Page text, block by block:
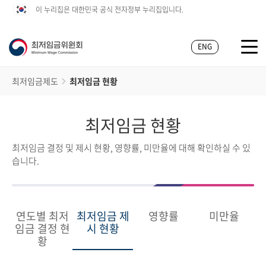
이 누리집은 대한민국 공식 전자정부 누리집입니다.
ENG
최저임금제도 최저임금 현황
최저임금 현황
최저임금 결정 및 제시 현황, 영향률, 미만율에 대해 확인하실 수 있
습니다.
연도별 최저
임금 결정 현
황
최저임금 제
시 현황
영향률 미만율